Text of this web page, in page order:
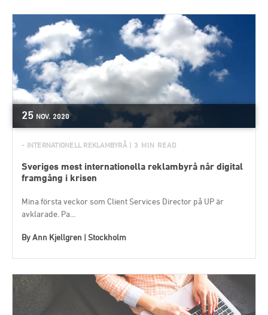
25 NOV. 2020
- INTERNATIONELL REKLAMBYRÅ | 3 MIN READ
Sveriges mest internationella reklambyrå når digital
framgång i krisen
Mina första veckor som Client Services Director på UP är
avklarade. Pa...
ByAnn Kjellgren | Stockholm